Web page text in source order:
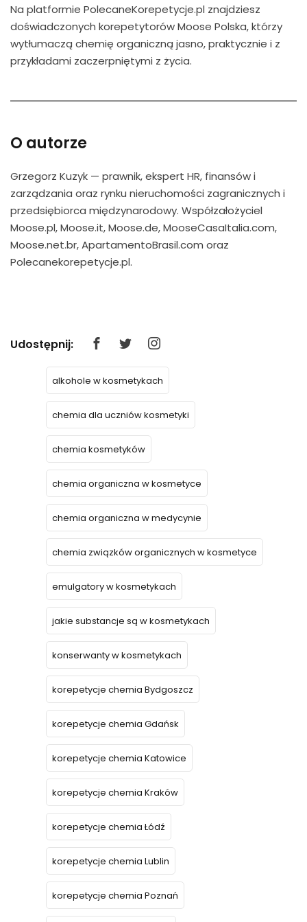
Na platformie PolecaneKorepetycje.pl znajdziesz
doświadczonych korepetytorów Moose Polska, którzy
wytłumaczą chemię organiczną jasno, praktycznie i z
przykładami zaczerpniętymi z życia.
O autorze
Grzegorz Kuzyk — prawnik, ekspert HR, finansów i
zarządzania oraz rynku nieruchomości zagranicznych i
przedsiębiorca międzynarodowy. Współzałożyciel
Moose.pl, Moose.it, Moose.de, MooseCasaItalia.com,
Moose.net.br, ApartamentoBrasil.com oraz
Polecanekorepetycje.pl.
Udostępnij:
alkohole w kosmetykach
chemia dla uczniów kosmetyki
chemia kosmetyków
chemia organiczna w kosmetyce
chemia organiczna w medycynie
chemia związków organicznych w kosmetyce
emulgatory w kosmetykach
jakie substancje są w kosmetykach
konserwanty w kosmetykach
korepetycje chemia Bydgoszcz
korepetycje chemia Gdańsk
korepetycje chemia Katowice
korepetycje chemia Kraków
korepetycje chemia Łódź
korepetycje chemia Lublin
korepetycje chemia Poznań